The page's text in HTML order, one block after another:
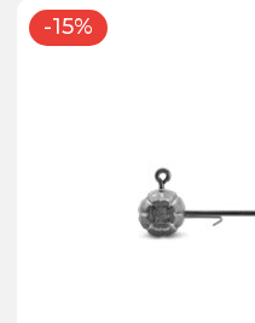
-15%